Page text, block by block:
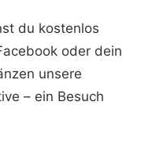
du kostenlos
oder dein
unsere
– ein Besuch